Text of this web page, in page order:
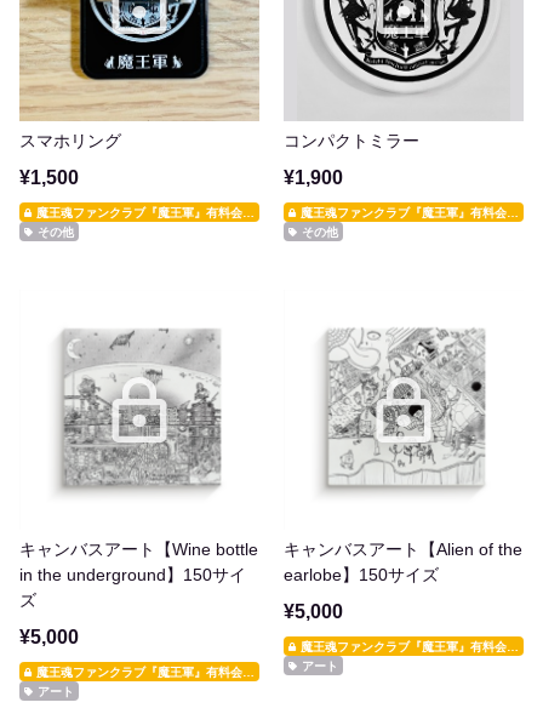
スマホリング
¥1,500
魔王魂ファンクラブ『魔王軍』有料会員限定
その他
コンパクトミラー
¥1,900
魔王魂ファンクラブ『魔王軍』有料会員限定
その他
キャンバスアート【Wine bottle
in the underground】150サイ
ズ
¥5,000
魔王魂ファンクラブ『魔王軍』有料会員限定
アート
キャンバスアート【Alien of the
earlobe】150サイズ
¥5,000
魔王魂ファンクラブ『魔王軍』有料会員限定
アート